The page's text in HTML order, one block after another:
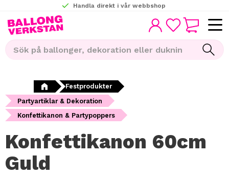
Meny
Handla direkt i vår webbshop
FAVORITER
KUNDVAGN
Festprodukter
Partyartiklar & Dekoration
Konfettikanon & Partypoppers
Konfettikanon 60cm
Guld